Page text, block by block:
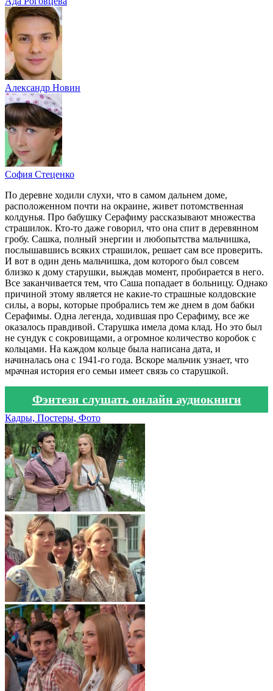
Александр Новин
София Стеценко
По деревне ходили слухи, что в самом дальнем доме,
расположенном почти на окраине, живет потомственная
колдунья. Про бабушку Серафиму рассказывают множества
страшилок. Кто-то даже говорил, что она спит в деревянном
гробу. Сашка, полный энергии и любопытства мальчишка,
послышавшись всяких страшилок, решает сам все проверить.
И вот в один день мальчишка, дом которого был совсем
близко к дому старушки, выждав момент, пробирается в него.
Все заканчивается тем, что Саша попадает в больницу. Однако
причиной этому является не какие-то страшные колдовские
силы, а воры, которые пробрались тем же днем в дом бабки
Серафимы. Одна легенда, ходившая про Серафиму, все же
оказалось правдивой. Старушка имела дома клад. Но это был
не сундук с сокровищами, а огромное количество коробок с
кольцами. На каждом кольце была написана дата, и
начиналась она с 1941-го года. Вскоре мальчик узнает, что
мрачная история его семьи имеет связь со старушкой.
Фэнтези слушать онлайн аудиокниги
Кадры, Постеры, Фото